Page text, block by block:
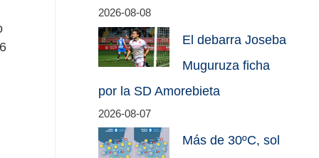
2026-08-08
El debarra Joseba
Muguruza ficha
por la SD Amorebieta
2026-08-07
Más de 30ºC, sol